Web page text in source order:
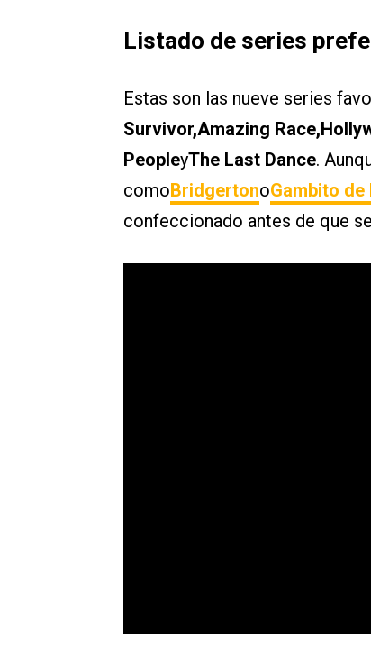
Listado de series
Estas son las nueve series
Survivor,Amazing
PeopleyThe Last Dance.
comoBridgertonoGambito de
confeccionado antes de que